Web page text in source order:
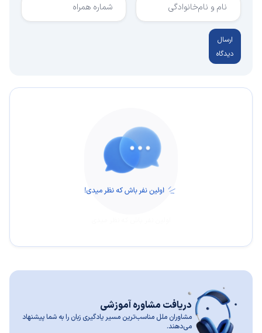
نام و نام‌خانوادگی شماره همراه
ارسال
دیدگاه
دریافت مشاوره آموزشی
مشاوران ملل مناسب‌ترین مسیر یادگیری زبان را به شما پیشنهاد
می‌دهند.